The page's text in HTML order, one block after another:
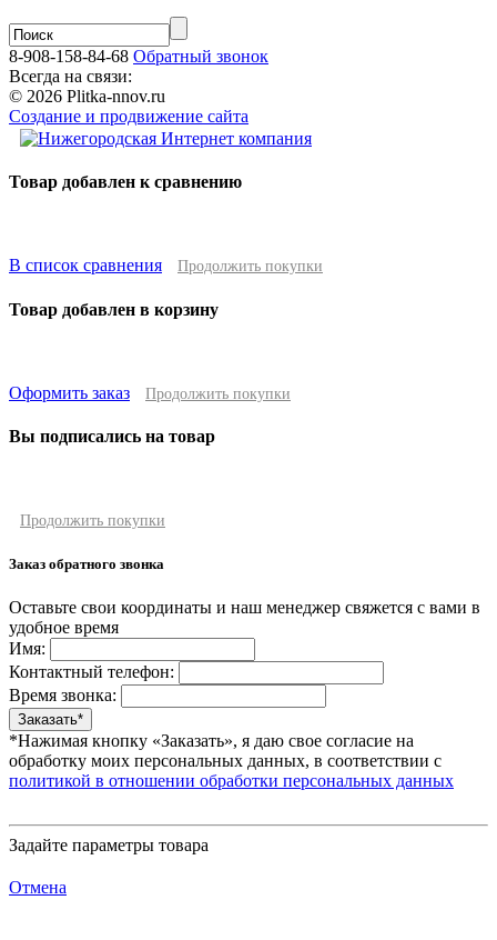
8-908-158-84-68 Обратный звонок
Всегда на связи:
© 2026 Plitka-nnov.ru
Создание и продвижение сайта
Товар добавлен к сравнению
В список сравнения Продолжить покупки
Товар добавлен в корзину
Оформить заказ Продолжить покупки
Вы подписались на товар
Продолжить покупки
Заказ обратного звонка
Оставьте свои координаты и наш менеджер свяжется с вами в
удобное время
Имя:
Контактный телефон:
Время звонка:
*Нажимая кнопку «Заказать», я даю свое согласие на
обработку моих персональных данных, в соответствии с
политикой в отношении обработки персональных данных
Задайте параметры товара
Отмена